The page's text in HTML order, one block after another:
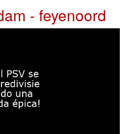
- feyenoord